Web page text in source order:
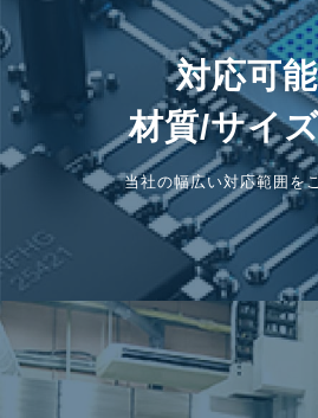
対応可
材質/サイ
当社の幅広い対応範囲を